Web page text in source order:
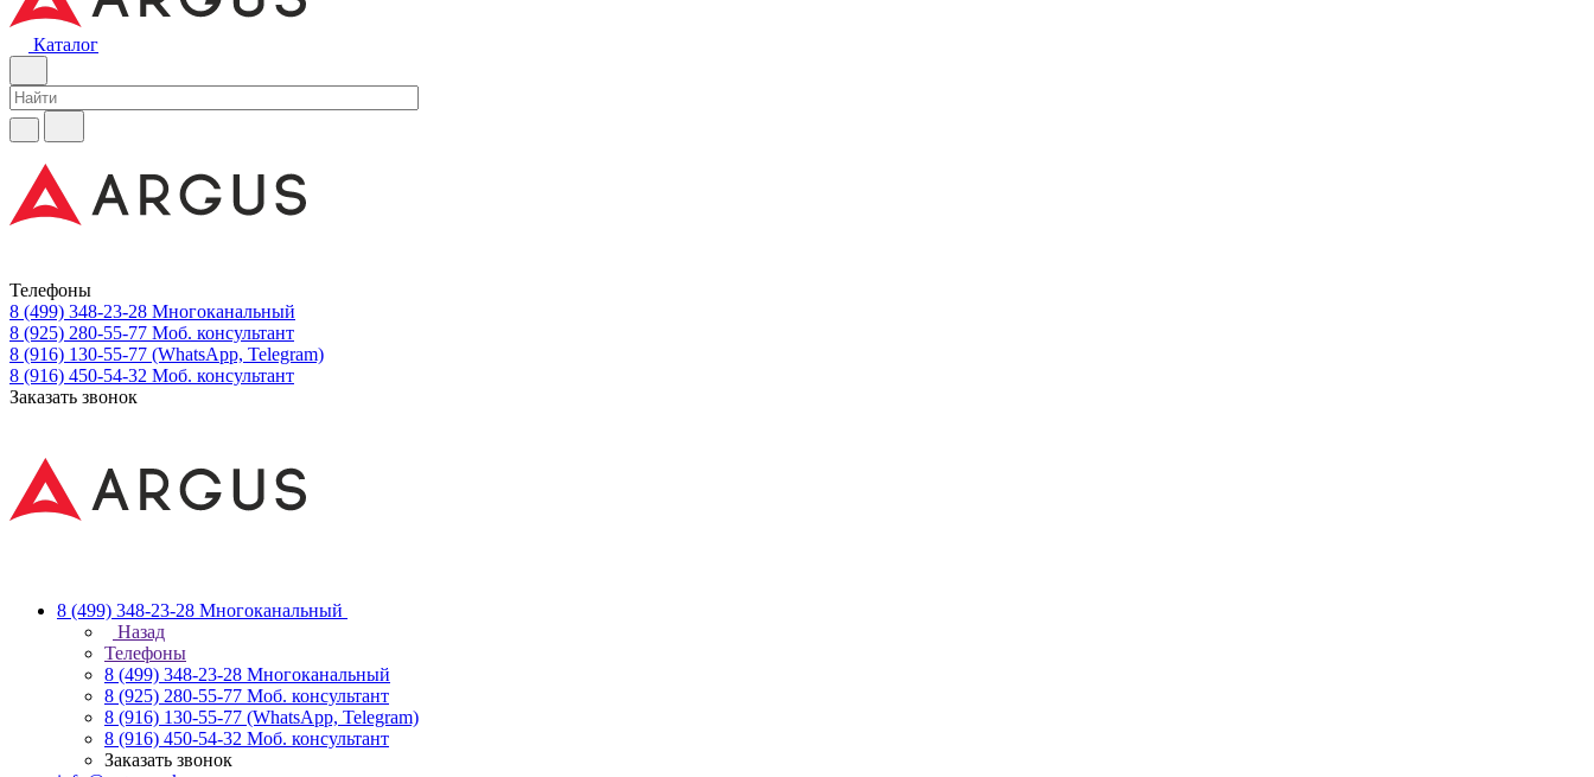
Каталог
Телефоны
8 (499) 348-23-28 Многоканальный
8 (925) 280-55-77 Моб. консультант
8 (916) 130-55-77 (WhatsApp, Telegram)
8 (916) 450-54-32 Моб. консультант
Заказать звонок
8 (499) 348-23-28 Многоканальный
Назад
Телефоны
8 (499) 348-23-28 Многоканальный
8 (925) 280-55-77 Моб. консультант
8 (916) 130-55-77 (WhatsApp, Telegram)
8 (916) 450-54-32 Моб. консультант
Заказать звонок